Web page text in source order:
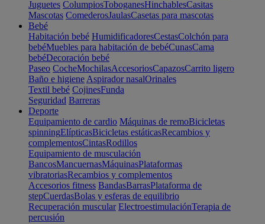
Juguetes ColumpiosToboganesHinchablesCasitas
Mascotas ComederosJaulasCasetas para mascotas
Bebé
Habitación bebé HumidificadoresCestasColchón para
bebéMuebles para habitación de bebéCunasCama
bebéDecoración bebé
Paseo CocheMochilasAccesoriosCapazosCarrito ligero
Baño e higiene Aspirador nasalOrinales
Textil bebé CojinesFunda
Seguridad Barreras
Deporte
Equipamiento de cardio Máquinas de remoBicicletas
spinningElípticasBicicletas estáticasRecambios y
complementosCintasRodillos
Equipamiento de musculación
BancosMancuernasMáquinasPlataformas
vibratoriasRecambios y complementos
Accesorios fitness BandasBarrasPlataforma de
stepCuerdasBolas y esferas de equilibrio
Recuperación muscular ElectroestimulaciónTerapia de
percusión